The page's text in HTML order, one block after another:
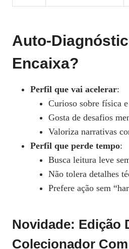
Encaixa?
Perfil que vai acelerar:
Curioso sobre física
Gosta de desafios
Valoriza narrativas
Perfil que perde tempo:
Busca leitura leve
Não tolera detalhes
Prefere ação sem
Novidade: Edição
Colecionador